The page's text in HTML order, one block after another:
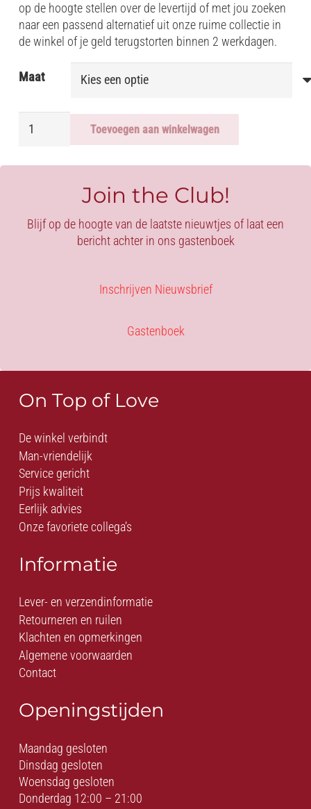
op de hoogte stellen over de levertijd of met jou zoeken
naar een passend alternatief uit onze ruime collectie in
de winkel of je geld terugstorten binnen 2 werkdagen.
Maat
aantal
Toevoegen aan winkelwagen
Join the Club!
Blijf op de hoogte van de laatste nieuwtjes of laat een
bericht achter in ons gastenboek
Inschrijven Nieuwsbrief
Gastenboek
On Top of Love
De winkel verbindt
Man-vriendelijk
Service gericht
Prijs kwaliteit
Eerlijk advies
Onze favoriete collega’s
Informatie
Lever- en verzendinformatie
Retourneren en ruilen
Klachten en opmerkingen
Algemene voorwaarden
Contact
Openingstijden
Maandag gesloten
Dinsdag gesloten
Woensdag gesloten
Donderdag 12:00 – 21:00